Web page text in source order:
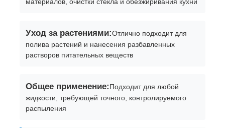
Пластическая крышка
Насос лосьона винта
Уход за растениями:Отлично подходит для
полива растений и нанесения разбавленных
растворов питательных веществ
Общее применение:Подходит для любой
жидкости, требующей точного, контролируемого
распыления